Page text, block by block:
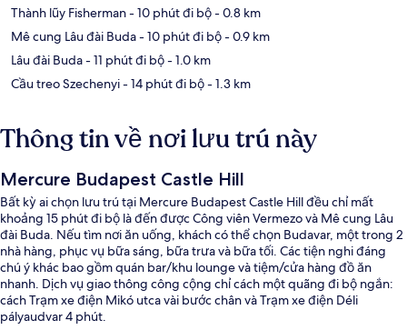
Thành lũy Fisherman- 10 phút đi bộ- 0.8 km
Mê cung Lâu đài Buda- 10 phút đi bộ- 0.9 km
Lâu đài Buda- 11 phút đi bộ- 1.0 km
Cầu treo Szechenyi- 14 phút đi bộ- 1.3 km
Thông tin về nơi lưu trú này
Mercure Budapest Castle Hill
Bất kỳ ai chọn lưu trú tại Mercure Budapest Castle Hill đều chỉ mất
khoảng 15 phút đi bộ là đến được Công viên Vermezo và Mê cung Lâu
đài Buda. Nếu tìm nơi ăn uống, khách có thể chọn Budavar, một trong 2
nhà hàng, phục vụ bữa sáng, bữa trưa và bữa tối. Các tiện nghi đáng
chú ý khác bao gồm quán bar/khu lounge và tiệm/cửa hàng đồ ăn
nhanh. Dịch vụ giao thông công cộng chỉ cách một quãng đi bộ ngắn:
cách Trạm xe điện Mikó utca vài bước chân và Trạm xe điện Déli
pályaudvar 4 phút.